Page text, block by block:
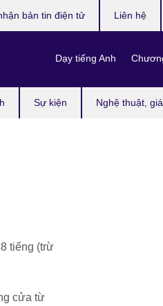
Sự kiện Nghệ thuật,
Dạy tiếng Anh
bản tin điện tử Liên hệ
tiếng (trừ
cửa từ